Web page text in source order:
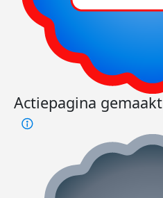
Actiepagina gemaakt